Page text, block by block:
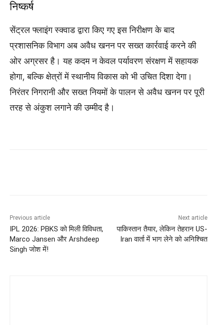
निष्कर्ष
सेंट्रल फ्लाइंग स्क्वाड द्वारा किए गए इस निरीक्षण के बाद
प्रशासनिक विभाग अब अवैध खनन पर सख्त कार्रवाई करने की
ओर अग्रसर है। यह कदम न केवल पर्यावरण संरक्षण में सहायक
होगा, बल्कि क्षेत्रों में स्थानीय विकास को भी उचित दिशा देगा।
निरंतर निगरानी और सख्त नियमों के पालन से अवैध खनन पर पूरी
तरह से अंकुश लगाने की उम्मीद है।
Previous article
IPL 2026: PBKS को मिली विविधता,
Marco Jansen और Arshdeep
Singh जोश में!
Next article
पाकिस्तान तैयार, लेकिन तेहरान US-
Iran वार्ता में भाग लेने को अनिश्चित